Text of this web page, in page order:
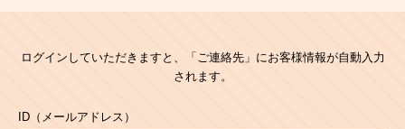
ログインしていただきますと、「ご連絡先」にお客様情報が自動入力
されます。
ID（メールアドレス）